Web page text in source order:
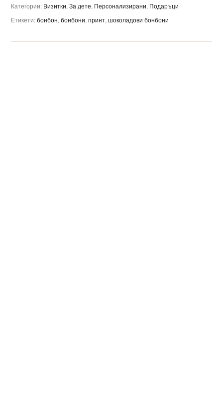
Категории: Визитки, За дете, Персонализирани, Подаръци
Етикети:бонбон, бонбони, принт, шоколадови бонбони